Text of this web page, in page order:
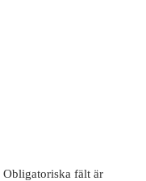
Obligatoriska fält är